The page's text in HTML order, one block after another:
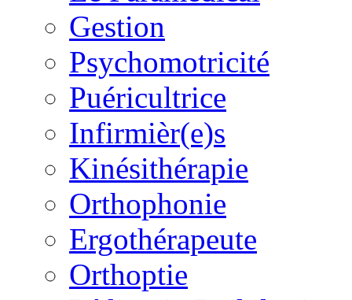
Gestion
Psychomotricité
Puéricultrice
Infirmièr(e)s
Kinésithérapie
Orthophonie
Ergothérapeute
Orthoptie